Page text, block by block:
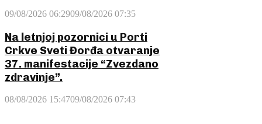
09/08/2026 06:2909/08/2026 07:35
Na letnjoj pozornici u Porti
Crkve Sveti Đorđa otvaranje
37. manifestacije “Zvezdano
zdravinje”.
08/08/2026 15:4709/08/2026 07:43